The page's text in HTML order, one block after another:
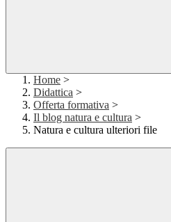
Home >
Didattica >
Offerta formativa >
Il blog natura e cultura >
Natura e cultura ulteriori file